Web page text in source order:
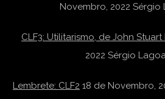
Novembro, 2022 Sérgio
CLF3: Utilitarismo, de John Stuart
2022 Sérgio
Lembrete: CLF2 18 de Novembro,